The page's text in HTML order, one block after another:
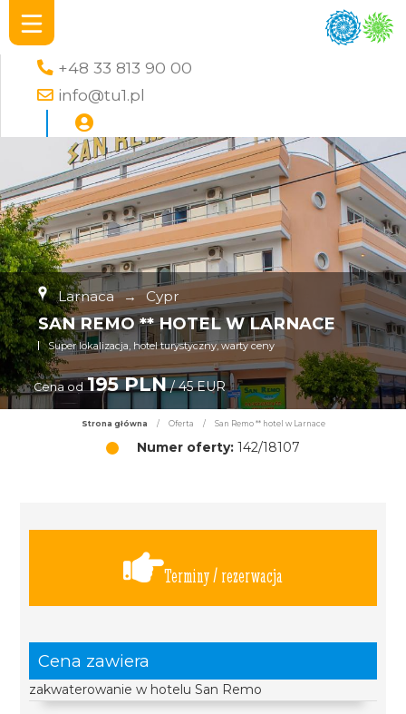
+48 33 813 90 00
info@tu1.pl
Larnaca → Cypr
SAN REMO ** HOTEL W LARNACE
Super lokalizacja, hotel turystyczny, warty ceny
Cena od 195 PLN/ 45 EUR
Strona główna / Oferta / San Remo ** hotel w Larnace
Numer oferty: 142/18107
Terminy / rezerwacja
Cena zawiera
zakwaterowanie w hotelu San Remo